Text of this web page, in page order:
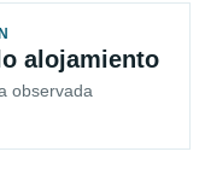
alojamiento
observada